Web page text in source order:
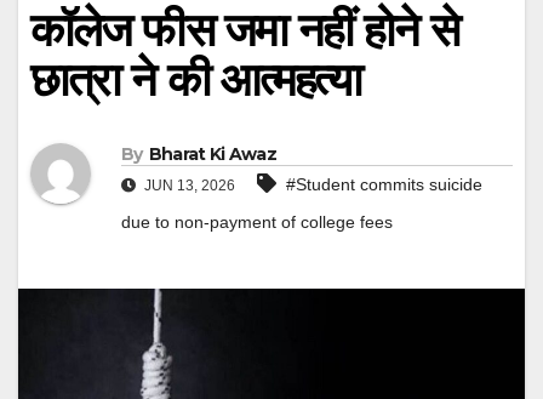
कॉलेज फीस जमा नहीं होने से
छात्रा ने की आत्महत्या
By Bharat Ki Awaz
JUN 13, 2026
#Student commits suicide
due to non-payment of college fees